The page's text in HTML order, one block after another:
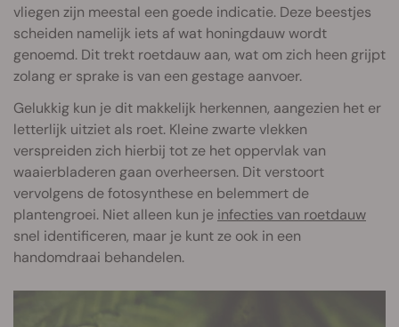
vliegen zijn meestal een goede indicatie. Deze beestjes
scheiden namelijk iets af wat honingdauw wordt
genoemd. Dit trekt roetdauw aan, wat om zich heen grijpt
zolang er sprake is van een gestage aanvoer.
Gelukkig kun je dit makkelijk herkennen, aangezien het er
letterlijk uitziet als roet. Kleine zwarte vlekken
verspreiden zich hierbij tot ze het oppervlak van
waaierbladeren gaan overheersen. Dit verstoort
vervolgens de fotosynthese en belemmert de
plantengroei. Niet alleen kun je infecties van roetdauw
snel identificeren, maar je kunt ze ook in een
handomdraai behandelen.